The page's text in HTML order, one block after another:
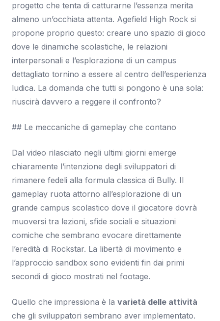
progetto che tenta di catturarne l’essenza merita
almeno un’occhiata attenta. Agefield High Rock si
propone proprio questo: creare uno spazio di gioco
dove le dinamiche scolastiche, le relazioni
interpersonali e l’esplorazione di un campus
dettagliato tornino a essere al centro dell’esperienza
ludica. La domanda che tutti si pongono è una sola:
riuscirà davvero a reggere il confronto?
## Le meccaniche di gameplay che contano
Dal video rilasciato negli ultimi giorni emerge
chiaramente l’intenzione degli sviluppatori di
rimanere fedeli alla formula classica di Bully. Il
gameplay ruota attorno all’esplorazione di un
grande campus scolastico dove il giocatore dovrà
muoversi tra lezioni, sfide sociali e situazioni
comiche che sembrano evocare direttamente
l’eredità di Rockstar. La libertà di movimento e
l’approccio sandbox sono evidenti fin dai primi
secondi di gioco mostrati nel footage.
Quello che impressiona è la varietà delle attività
che gli sviluppatori sembrano aver implementato.